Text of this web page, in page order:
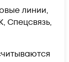
линии,
Спецсвязь,